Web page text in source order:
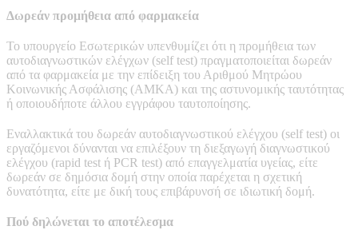
Δωρεάν προμήθεια από φαρμακεία
Το υπουργείο Εσωτερικών υπενθυμίζει ότι η προμήθεια των
αυτοδιαγνωστικών ελέγχων (self test) πραγματοποιείται δωρεάν
από τα φαρμακεία με την επίδειξη του Αριθμού Μητρώου
Κοινωνικής Ασφάλισης (ΑΜΚΑ) και της αστυνομικής ταυτότητας
ή οποιουδήποτε άλλου εγγράφου ταυτοποίησης.
Εναλλακτικά του δωρεάν αυτοδιαγνωστικού ελέγχου (self test) οι
εργαζόμενοι δύνανται να επιλέξουν τη διεξαγωγή διαγνωστικού
ελέγχου (rapid test ή PCR test) από επαγγελματία υγείας, είτε
δωρεάν σε δημόσια δομή στην οποία παρέχεται η σχετική
δυνατότητα, είτε με δική τους επιβάρυνσή σε ιδιωτική δομή.
Πού δηλώνεται το αποτέλεσμα